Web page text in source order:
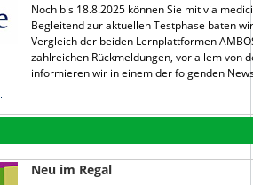
Noch bis 18.8.2025 können Sie mit via
Begleitend zur aktuellen Testphase baten
Vergleich der beiden Lernplattformen
zahlreichen Rückmeldungen, vor allem von
informieren wir in einem der folgenden
Neu im Regal